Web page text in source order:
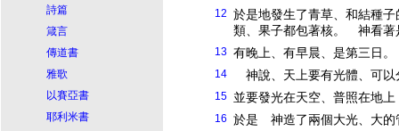
詩篇
箴言
傳道書
雅歌
以賽亞書
耶利米書
12 於是地發生了青草、和結種
類、果子都包著核。 神看著
13 有晚上、有早晨、是第三日。
14 神說、天上要有光體、可以
15 並要發光在天空、普照在地
16 於是 神造了兩個大光、大的